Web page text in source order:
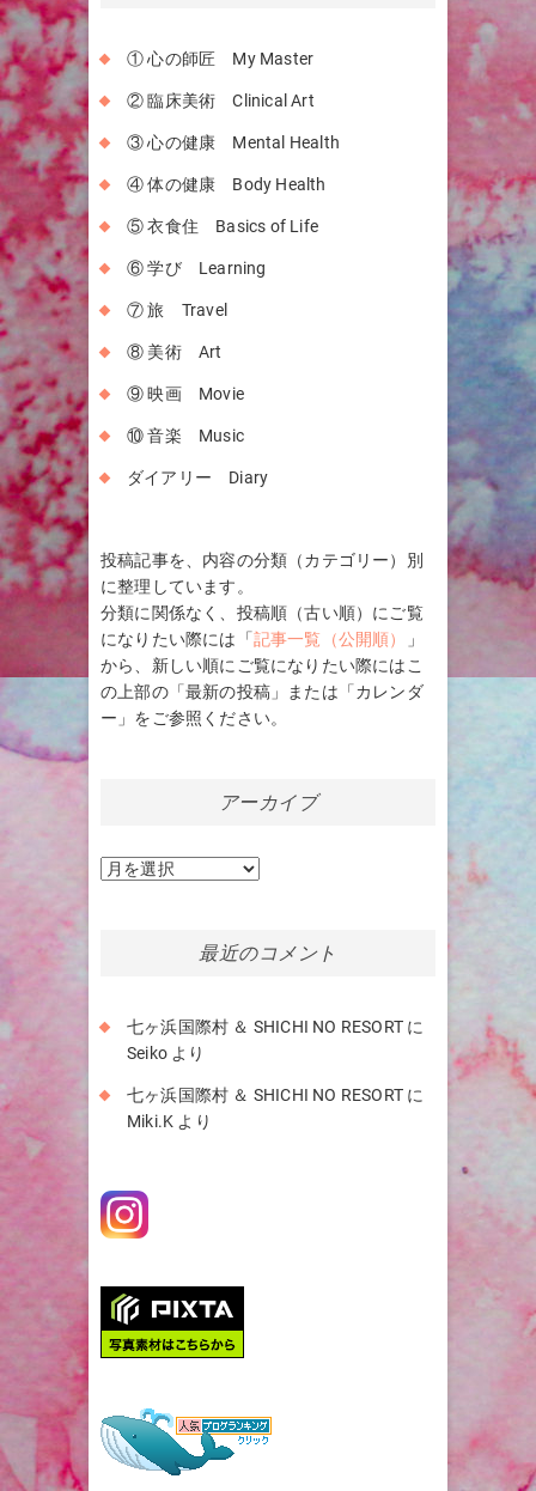
① 心の師匠 My Master
② 臨床美術 Clinical Art
③ 心の健康 Mental Health
④ 体の健康 Body Health
⑤ 衣食住 Basics of Life
⑥ 学び Learning
⑦ 旅 Travel
⑧ 美術 Art
⑨ 映画 Movie
⑩ 音楽 Music
ダイアリー Diary
投稿記事を、内容の分類（カテゴリー）別
に整理しています。
分類に関係なく、投稿順（古い順）にご覧
になりたい際には「記事一覧（公開順）
」
から、新しい順にご覧になりたい際にはこ
の上部の「最新の投稿」または「カレンダ
ー」をご参照ください。
アーカイブ
ア
最近のコメント
七ヶ浜国際村 ＆ SHICHI NO RESORT に
Seiko より
七ヶ浜国際村 ＆ SHICHI NO RESORT に
Miki.K より